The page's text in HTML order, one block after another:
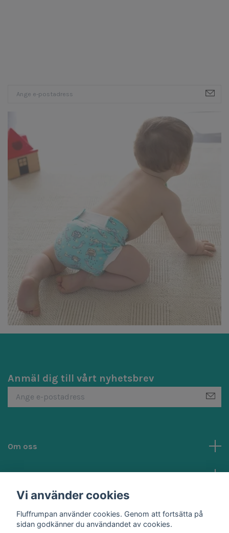
Anmäl dig till vårt nyhetsbrev
Om oss
Kundtjänst
Vi använder cookies
Fluffrumpan använder cookies. Genom att fortsätta på
sidan godkänner du användandet av cookies.